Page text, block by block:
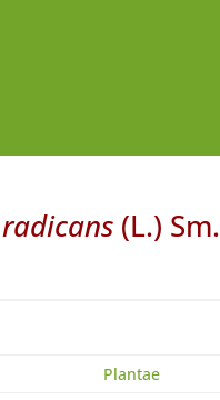
(L.) Sm.
Plantae